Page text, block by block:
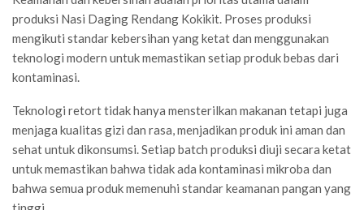
produksi Nasi Daging Rendang Kokikit. Proses produksi
mengikuti standar kebersihan yang ketat dan menggunakan
teknologi modern untuk memastikan setiap produk bebas dari
kontaminasi.
Teknologi retort tidak hanya mensterilkan makanan tetapi juga
menjaga kualitas gizi dan rasa, menjadikan produk ini aman dan
sehat untuk dikonsumsi. Setiap batch produksi diuji secara ketat
untuk memastikan bahwa tidak ada kontaminasi mikroba dan
bahwa semua produk memenuhi standar keamanan pangan yang